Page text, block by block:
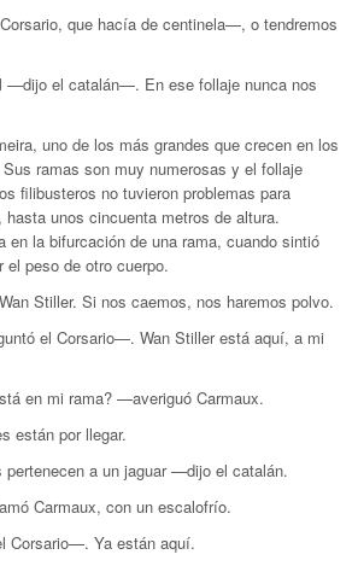
que hacía de centinela—, o tendremos
—dijo el catalán—. En ese follaje nunca nos
uno de los más grandes que crecen en los
ramas son muy numerosas y el follaje
filibusteros no tuvieron problemas para
unos cincuenta metros de altura.
en la bifurcación de una rama, cuando sintió
el peso de otro cuerpo.
Stiller. Si nos caemos, nos haremos polvo.
el Corsario—. Wan Stiller está aquí, a mi
en mi rama? —averiguó Carmaux.
están por llegar.
a un jaguar —dijo el catalán.
Carmaux, con un escalofrío.
Corsario—. Ya están aquí.